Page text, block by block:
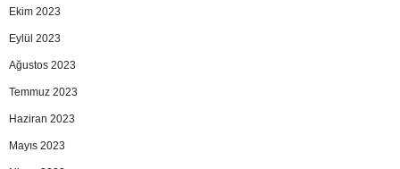
Ekim 2023
Eylül 2023
Ağustos 2023
Temmuz 2023
Haziran 2023
Mayıs 2023